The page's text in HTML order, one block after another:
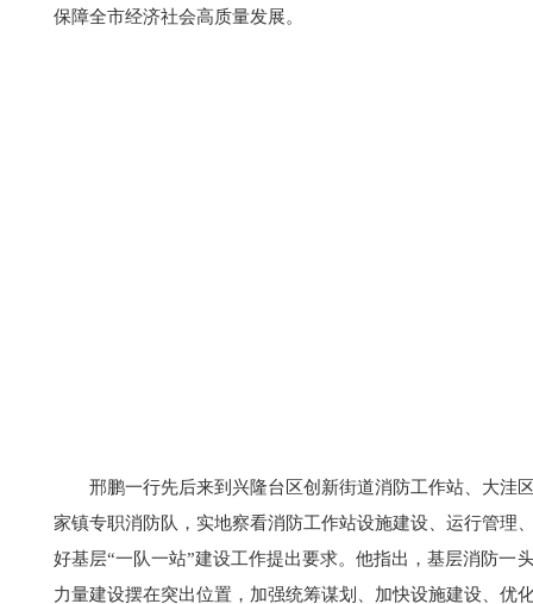
保障全市经济社会高质量发展。
邢鹏一行先后来到兴隆台区创新街道消防工作站、大洼
家镇专职消防队，实地察看消防工作站设施建设、运行管理
好基层“一队一站”建设工作提出要求。他指出，基层消防一
力量建设摆在突出位置，加强统筹谋划、加快设施建设、优